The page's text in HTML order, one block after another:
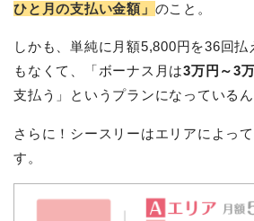
ひと月の支払い金額」 のこと。
しかも、単純に月額5,800円を36回
もなくて、「ボーナス月は3万円～3
支払う」というプランになっているん
さらに！シースリーはエリアによっ
す。